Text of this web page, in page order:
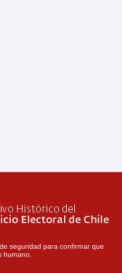
seguridad para confirmar que
humano.